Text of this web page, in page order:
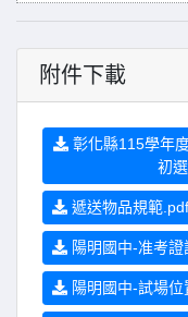
附件下載
彰化縣115學年
初
遞送物品規範.pdf
陽明國中-准考
陽明國中-試場